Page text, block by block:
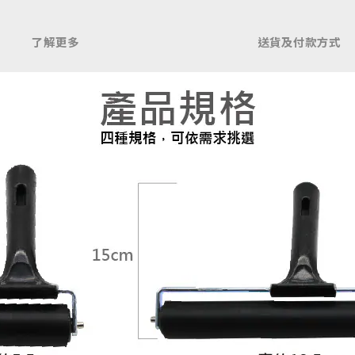
了解更多 送貨及付款方式